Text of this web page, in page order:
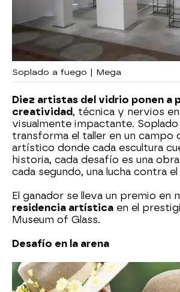
Soplado a fuego | Mega
Diez artistas del vidrio ponen a
creatividad, técnica y nervios
visualmente impactante.
transforma el taller en un campo
artístico donde cada escultura
historia, cada desafío es una
cada segundo, una lucha contra
El ganador se lleva un premio en
residencia artística en el
Museum of Glass.
Desafío en la arena